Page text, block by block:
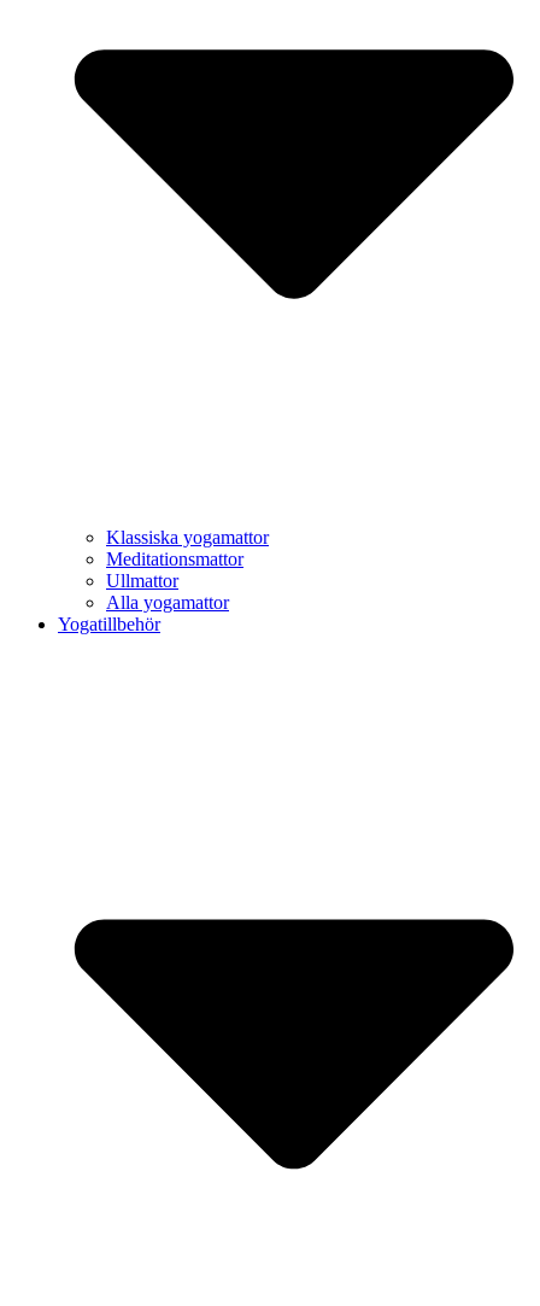
Klassiska yogamattor
Meditationsmattor
Ullmattor
Alla yogamattor
Yogatillbehör